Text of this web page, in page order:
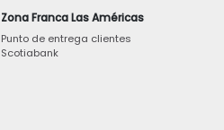
Zona Franca Las Américas
Punto de entrega clientes
Scotiabank